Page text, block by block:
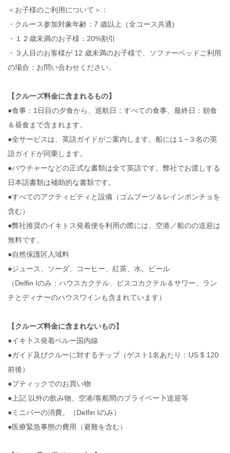
＜お子様のご利用について＞：
・クルース参加対象年齢：7 歳以上（全コース共通)
・１２歳未満のお子様：20%割引
・３人目のお客様が 12 歳未満のお子様で、ソファーベッドご利用
の場合：お問い合わせください。
【クルーズ料金に含まれるもの】
●食事：1日目の夕食から、巡航日：すべての食事、最終日：朝食
＆昼食まで含まれます。
●全サービスは、英語ガイドがご案内します。船には１~３名の英
語ガイドが同乗します。
●バウチャーなどの正式な書類は全て英語です。弊社でお渡しする
日本語書類は補助的な書類です。
●すべてのアクティビティと設備（ゴムブーツ＆レインポンチョを
含む）
●弊社推奨のイキトス発着便を利用の際には、空港／船のの送迎は
無料です。
●自然保護区入域料
●ジュース、ソーダ、コーヒー、紅茶、水、ビール
（Delfin Iのみ：ハウスカクテル、ピスコカクテル＆サワー、ラン
チとディナーのハウスワインも含まれています）
【クルーズ料金に含まれないもの】
●イキ卜ス発着ペルー国内線
●ガイド及びクルーに対するチップ（ゲスト1名あたり：US $ 120
前後）
●ブティックでのお買い物
●上記 以外の飲み物、空港/客船間のプライベー卜送迎等
●ミニバーの消費。（Delfin Iのみ）
●医療緊急事態の費用（避難を含む）